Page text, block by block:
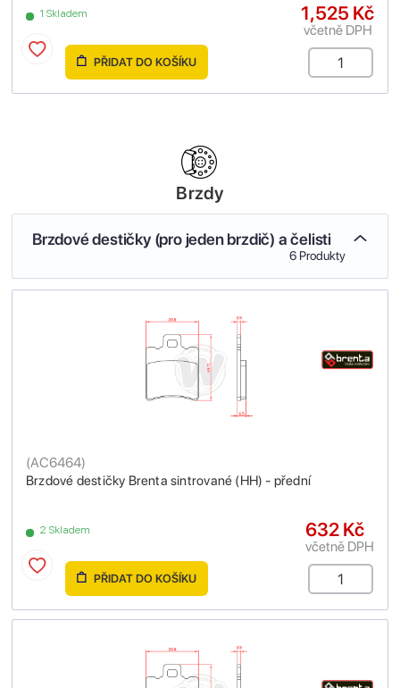
1 Skladem 1,525 Kč
včetně DPH
PŘIDAT DO KOŠÍKU
Brzdy
Brzdové destičky (pro jeden brzdič) a čelisti
6 Produkty
Brzdové destičky Brenta sintrované (HH) - přední
(AC6464)
2 Skladem 632 Kč
včetně DPH
PŘIDAT DO KOŠÍKU